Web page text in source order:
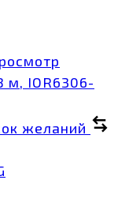
желаний